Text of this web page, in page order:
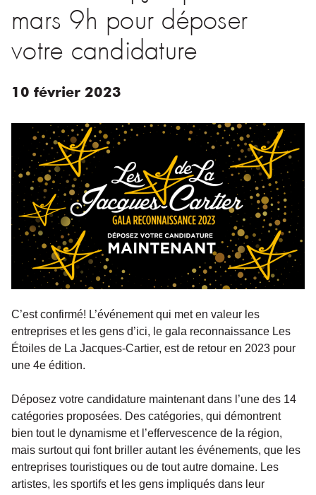
mars 9h pour déposer
votre candidature
10 février 2023
C’est confirmé! L’événement qui met en valeur les
entreprises et les gens d’ici, le gala reconnaissance Les
Étoiles de La Jacques-Cartier, est de retour en 2023 pour
une 4e édition.
Déposez votre candidature maintenant dans l’une des 14
catégories proposées. Des catégories, qui démontrent
bien tout le dynamisme et l’effervescence de la région,
mais surtout qui font briller autant les événements, que les
entreprises touristiques ou de tout autre domaine. Les
artistes, les sportifs et les gens impliqués dans leur